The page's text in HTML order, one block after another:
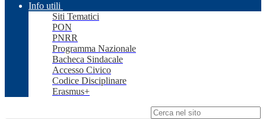
Info utili
Siti Tematici
PON
PNRR
Programma Nazionale
Bacheca Sindacale
Accesso Civico
Codice Disciplinare
Erasmus+